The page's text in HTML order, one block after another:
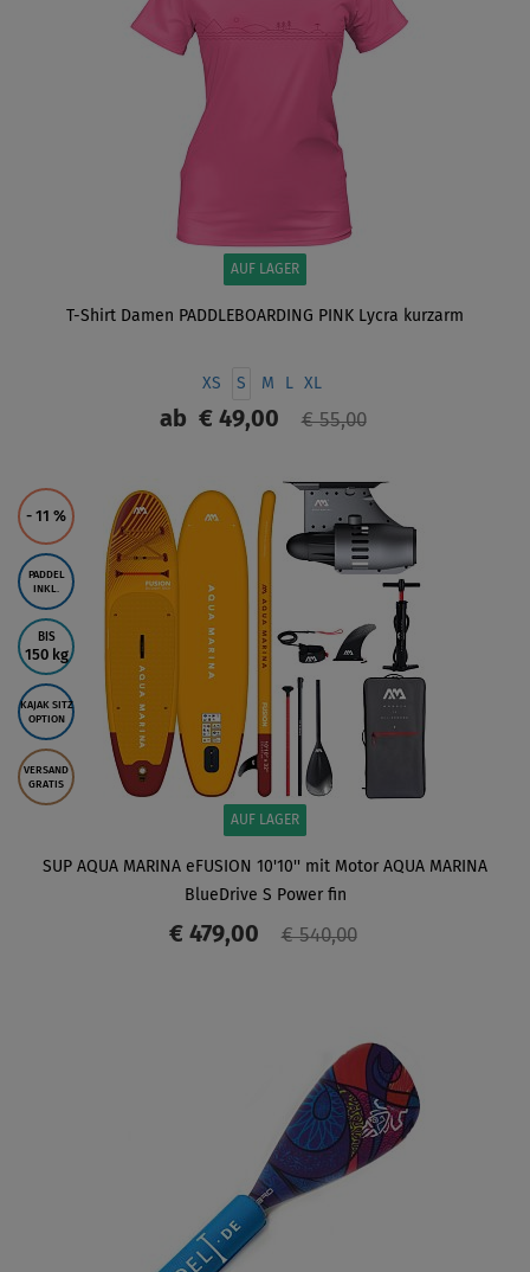
AUF LAGER
T-Shirt Damen PADDLEBOARDING PINK Lycra kurzarm
XS S M L XL
ab€ 49,00 € 55,00
ANZEIGEN
- 11 %
PADDEL
INKL.
BIS
150 kg
KAJAK SITZ
OPTION
VERSAND
GRATIS
AUF LAGER
SUP AQUA MARINA eFUSION 10'10'' mit Motor AQUA MARINA
BlueDrive S Power fin
€ 479,00 € 540,00